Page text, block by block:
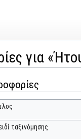
για
ταξινόμησης